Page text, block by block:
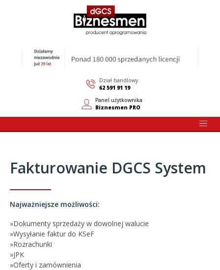
Dział handlowy
62 591 91 19
Panel użytkownika
Biznesmen PRO
Fakturowanie DGCS System
Najważniejsze możliwości:
Dokumenty sprzedaży w dowolnej walucie
Wysyłanie faktur do KSeF
Rozrachunki
JPK
Oferty i zamównienia